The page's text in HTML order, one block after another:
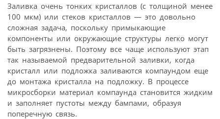
Заливка очень тонких кристаллов (с толщиной менее
100 мкм) или стеков кристаллов — это довольно
сложная задача, поскольку примыкающие
компоненты или окружающие структуры легко могут
быть загрязнены. Поэтому все чаще используют этап
так называемой предварительной заливки, когда
кристалл или подложка заливаются компаундом еще
до монтажа кристалла на подложку. В процессе
микросборки материал компаунда становится жидким
и заполняет пустоты между бампами, образуя
поперечную связь.